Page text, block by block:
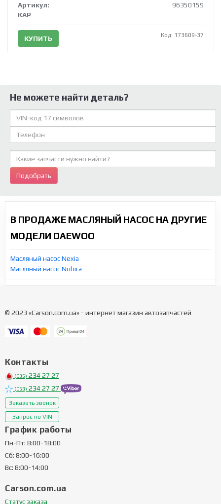
Артикул:
96350159
KAP
КУПИТЬ Код: 173609-37
Не можете найти деталь?
Подобрать
В ПРОДАЖЕ МАСЛЯНЫЙ НАСОС НА ДРУГИЕ
МОДЕЛИ DAEWOO
Масляный насос Nexia
Масляный насос Nubira
© 2023 «Carson.com.ua» - интернет магазин автозапчастей
Контакты
(095) 234 27 27
(068) 234 27 27
Заказать звонок
Запрос по VIN
График работы
Пн-Пт: 8:00-18:00
Сб: 8:00-16:00
Вс: 8:00-14:00
Carson.com.ua
Статус заказа